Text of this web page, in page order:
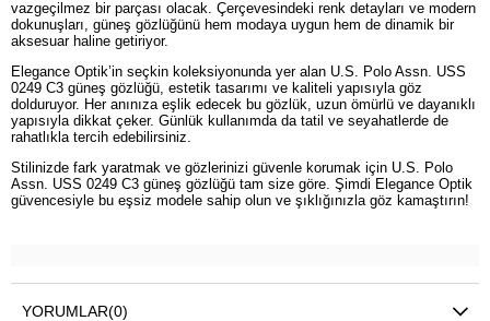
vazgeçilmez bir parçası olacak. Çerçevesindeki renk detayları ve modern
dokunuşları, güneş gözlüğünü hem modaya uygun hem de dinamik bir
aksesuar haline getiriyor.
Elegance Optik’in seçkin koleksiyonunda yer alan U.S. Polo Assn. USS
0249 C3 güneş gözlüğü, estetik tasarımı ve kaliteli yapısıyla göz
dolduruyor. Her anınıza eşlik edecek bu gözlük, uzun ömürlü ve dayanıklı
yapısıyla dikkat çeker. Günlük kullanımda da tatil ve seyahatlerde de
rahatlıkla tercih edebilirsiniz.
Stilinizde fark yaratmak ve gözlerinizi güvenle korumak için U.S. Polo
Assn. USS 0249 C3 güneş gözlüğü tam size göre. Şimdi Elegance Optik
güvencesiyle bu eşsiz modele sahip olun ve şıklığınızla göz kamaştırın!
YORUMLAR(0)